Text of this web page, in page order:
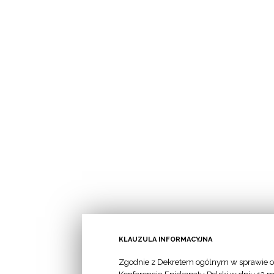
KLAUZULA INFORMACYJNA
Zgodnie z Dekretem ogólnym w sprawie